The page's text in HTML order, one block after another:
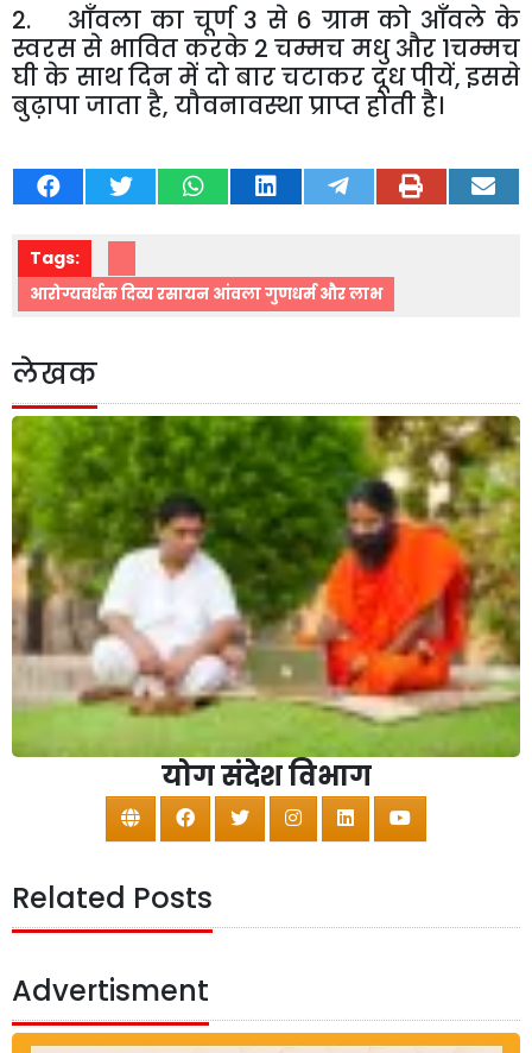
2. आँवला का चूर्ण3 से6 ग्राम को आँवले के
स्वरससे भावितकरके 2 चम्मच मधु और1चम्मच
घीके साथदिनमें दोबारचटाकर दूधपीयें,इससे
बुढ़ापाजाताहै, यौवनावस्थाप्राप्तहोतीहै।
Tags:
आरोग्यवर्धक दिव्य रसायन आंवला गुणधर्म और लाभ
लेखक
योग संदेश विभाग
Related Posts
Advertisment